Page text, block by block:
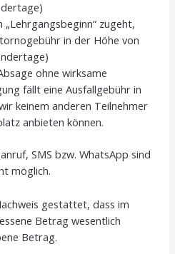
zugeht,
in der Höhe von
ohne wirksame
fällt eine Ausfallgebühr in
keinem anderen Teilnehmer
anbieten können.
SMS bzw. WhatsApp sind
möglich.
gestattet, dass im
Betrag wesentlich
Betrag.